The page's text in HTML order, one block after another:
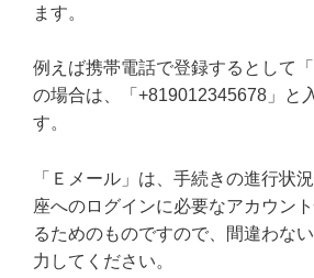
ます。
例えば携帯電話で登録するとして
の場合は、「+819012345678」と
す。
「Ｅメール」は、手続きの進行状
座へのログインに必要なアカウン
るためのものですので、間違わな
力してください。